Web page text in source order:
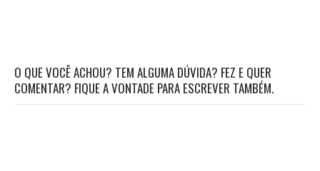
O QUE VOCÊ ACHOU? TEM ALGUMA DÚVIDA? FEZ E QUER
COMENTAR? FIQUE A VONTADE PARA ESCREVER TAMBÉM.